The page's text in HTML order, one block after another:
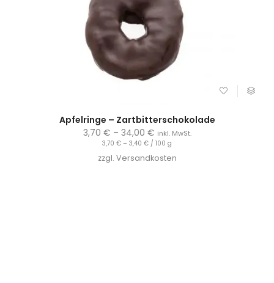
Apfelringe – Zartbitterschokolade
3,70 € – 34,00 € inkl. MwSt.
3,70 € – 3,40 € / 100 g
zzgl. Versandkosten